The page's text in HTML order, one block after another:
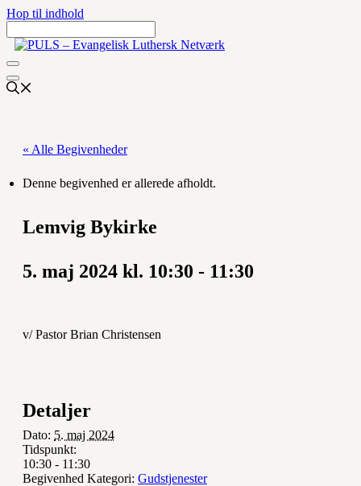
Hop til indhold
« Alle Begivenheder
Denne begivenhed er allerede afholdt.
Lemvig Bykirke
5. maj 2024 kl. 10:30 - 11:30
v/ Pastor Brian Christensen
Detaljer
Dato: 5. maj 2024
Tidspunkt:
10:30 - 11:30
Begivenhed Kategori: Gudstjenester